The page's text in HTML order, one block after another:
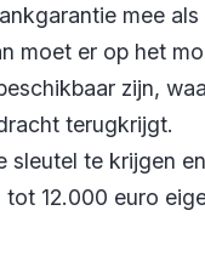
mee als
moet er op het
zijn,
terugkrijgt.
sleutel te krijgen en
12.000 euro